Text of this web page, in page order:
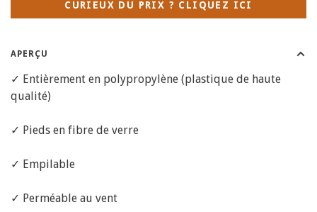
CURIEUX DU PRIX ? CLIQUEZ ICI
APERÇU
✓ Entièrement en polypropylène (plastique de haute
qualité)
✓ Pieds en fibre de verre
✓ Empilable
✓ Perméable au vent